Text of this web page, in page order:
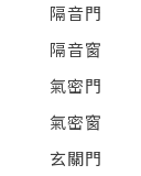
隔音門
隔音窗
氣密門
氣密窗
玄關門